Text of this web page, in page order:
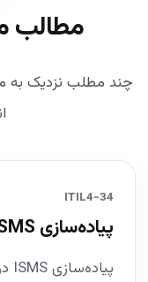
مطالب
چند مطلب نزدیک به
34-ITIL4
پیاده‌سازی ISMS در ابزارهای ITIL